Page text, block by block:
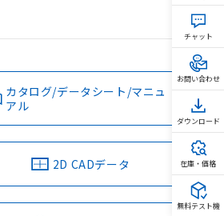
カタログ/データシート/マニュ
アル
2D CADデータ
チャット
お問い合わせ
ダウンロード
在庫・価格
無料テスト機